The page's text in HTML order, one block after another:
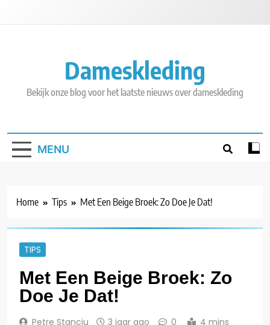
Dameskleding
Bekijk onze blog voor het laatste nieuws over dameskleding
MENU
Home Tips Met Een Beige Broek: Zo Doe Je Dat!
TIPS
Met Een Beige Broek: Zo
Doe Je Dat!
Petre Stanciu 3 jaar ago 0 4 mins